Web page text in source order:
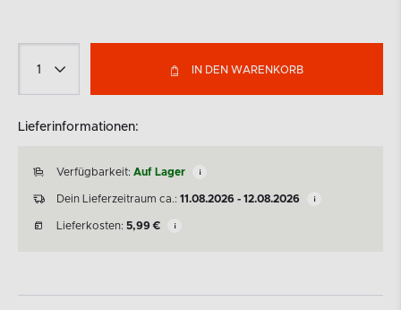
IN DEN WARENKORB
Lieferinformationen:
Verfügbarkeit: Auf Lager
Dein Lieferzeitraum ca.: 11.08.2026 - 12.08.2026
Lieferkosten: 5,99 €